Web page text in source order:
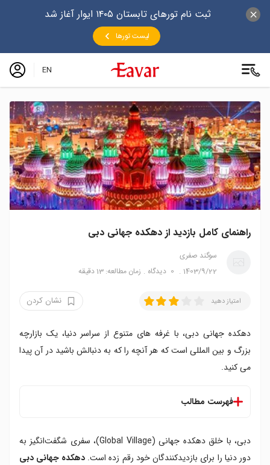
ثبت نام تورهای تابستان ۱۴۰۵ ایوار آغاز شد
لیست تورها
EN
راهنمای کامل بازدید از دهکده جهانی دبی
سوگند صفری
1403/9/22
0 دیدگاه زمان مطالعه: 13 دقیقه
امتیاز دهید نشان کردن
دهکده جهانی دبی، با غرفه های متنوع از سراسر دنیا، یک بازارچه
بزرگ و بین المللی است که هر آنچه را که به دنبالش باشید در آن پیدا
می کنید.
فهرست مطالب
چگونه به دهکده جهانی دبی برویم
ایستگاه مترو دهکده جهانی دبی
دبی، با خلق دهکده جهانی (Global Village)، سفری شگفت‌انگیز به
دور دنیا را برای بازدیدکنندگان خود رقم زده است. دهکده جهانی دبی